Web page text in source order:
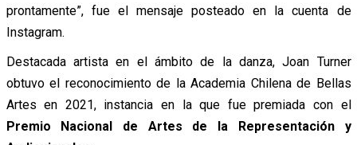
prontamente”, fue el mensaje posteado en la cuenta de
Instagram.
Destacada artista en el ámbito de la danza, Joan Turner
obtuvo el reconocimiento de la Academia Chilena de Bellas
Artes en 2021, instancia en la que fue premiada con el
Premio Nacional de Artes de la Representación y